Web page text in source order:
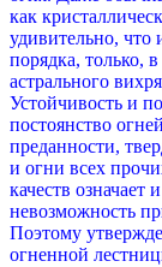
как
удивительно, что
порядка, только,
астрального
Устойчивость и
постоянство
преданности,
и огни всех
качеств означает
невозможность
Поэтому
огненной